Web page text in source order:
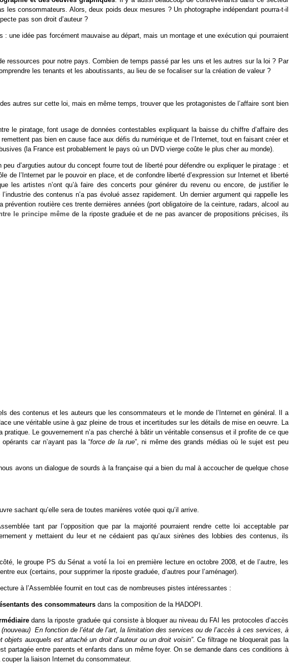
les consommateurs. Alors, deux poids deux mesures ? Un photographe indépendant pourra-t-il
pas son droit d’auteur ?
: une idée pas forcément mauvaise au départ, mais un montage et une exécution qui pourraient
ressources pour notre pays. Combien de temps passé par les uns et les autres sur la loi ? Par
les tenants et les aboutissants, au lieu de se focaliser sur la création de valeur ?
autres sur cette loi, mais en même temps, trouver que les protagonistes de l’affaire sont bien
le piratage, font usage de données contestables expliquant la baisse du chiffre d’affaire des
pas bien en cause face aux défis du numérique et de l’Internet, tout en faisant créer et
(la France est probablement le pays où un DVD vierge coûte le plus cher au monde).
d’arguties autour du concept fourre tout de liberté pour défendre ou expliquer le piratage : et
de l’Internet par le pouvoir en place, et de confondre liberté d’expression sur Internet et liberté
les artistes n’ont qu’à faire des concerts pour générer du revenu ou encore, de justifier le
des contenus n’a pas évolué assez rapidement. Un dernier argument qui rappelle les
routière ces trente dernières années (port obligatoire de la ceinture, radars, alcool au
le principe même de la riposte graduée et de ne pas avancer de propositions précises, ils
des contenus et les auteurs que les consommateurs et le monde de l’Internet en général. Il a
une véritable usine à gaz pleine de trous et incertitudes sur les détails de mise en oeuvre. La
pratique. Le gouvernement n’a pas cherché à bâtir un véritable consensus et il profite de ce que
car n’ayant pas la “force de la rue”, ni même des grands médias où le sujet est peu
avons un dialogue de sourds à la française qui a bien du mal à accoucher de quelque chose
sachant qu’elle sera de toutes manières votée quoi qu’il arrive.
tant par l’opposition que par la majorité pourraient rendre cette loi acceptable par
y mettaient du leur et ne cédaient pas qu’aux sirènes des lobbies des contenus, ils
le groupe PS du Sénata voté la loi en première lecture en octobre 2008, et de l’autre, les
eux (certains, pour supprimer la riposte graduée, d’autres pour l’aménager).
à l’Assemblée fournit en tout cas de nombreuses pistes intéressantes :
des consommateursdans la composition de la HADOPI.
dans la riposte graduée qui consiste à bloquer au niveau du FAI les protocoles d’accès
(nouveau) En fonction de l’état de l’art, la limitation des services ou de l’accès à ces services, à
auxquels est attaché un droit d’auteur ou un droit voisin”. Ce filtrage ne bloquerait pas la
partagée entre parents et enfants dans un même foyer. On se demande dans ces conditions à
la liaison Internet du consommateur.